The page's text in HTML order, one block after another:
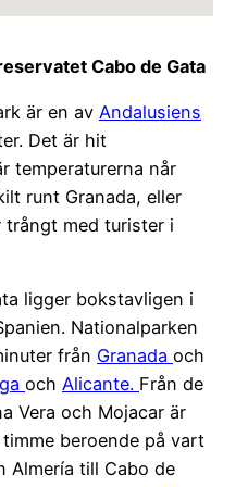
Cabo de Gata
är en av Andalusiens
Det är hit
temperaturerna når
runt Granada, eller
trångt med turister i
ligger bokstavligen i
Nationalparken
från Granada och
och Alicante. Från de
Vera och Mojacar är
beroende på vart
Almería till Cabo de